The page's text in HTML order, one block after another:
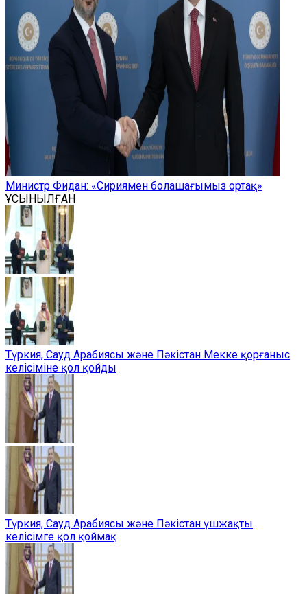
Министр Фидан: «Сириямен болашағымыз ортақ»
ҰСЫНЫЛҒАН
Түркия, Сауд Арабиясы және Пәкістан Мекке қорғаныс
келісіміне қол қойды
Түркия, Сауд Арабиясы және Пәкістан үшжақты
келісімге қол қоймақ